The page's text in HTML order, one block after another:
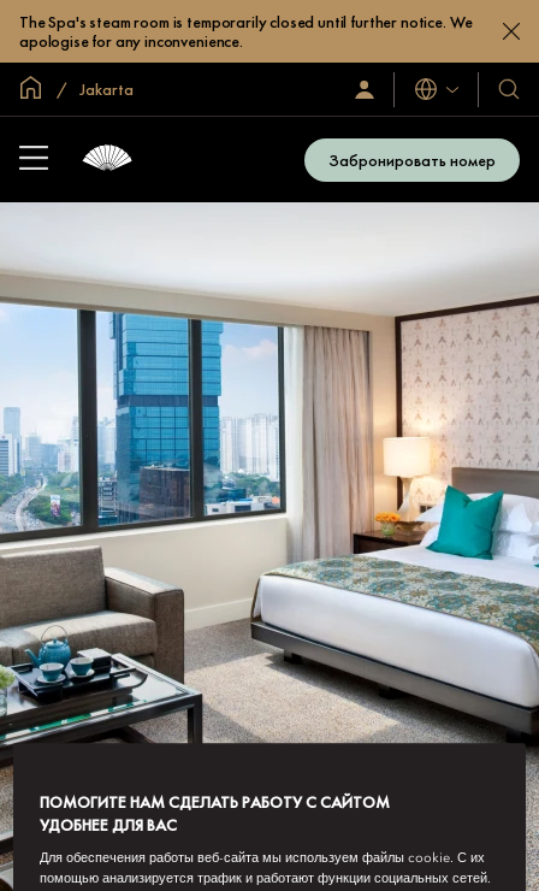
The Spa's steam room is temporarily closed until further notice. We
apologise for any inconvenience.
ГлавнаяJakarta
Войти/
зарегистрироваться
Языки
Наши
отели
Забронировать номер
STAY
ПОМОГИТЕ НАМ СДЕЛАТЬ РАБОТУ С САЙТОМ
УДОБНЕЕ ДЛЯ ВАС
Для обеспечения работы веб-сайта мы используем файлы cookie. С их
помощью анализируется трафик и работают функции социальных сетей.